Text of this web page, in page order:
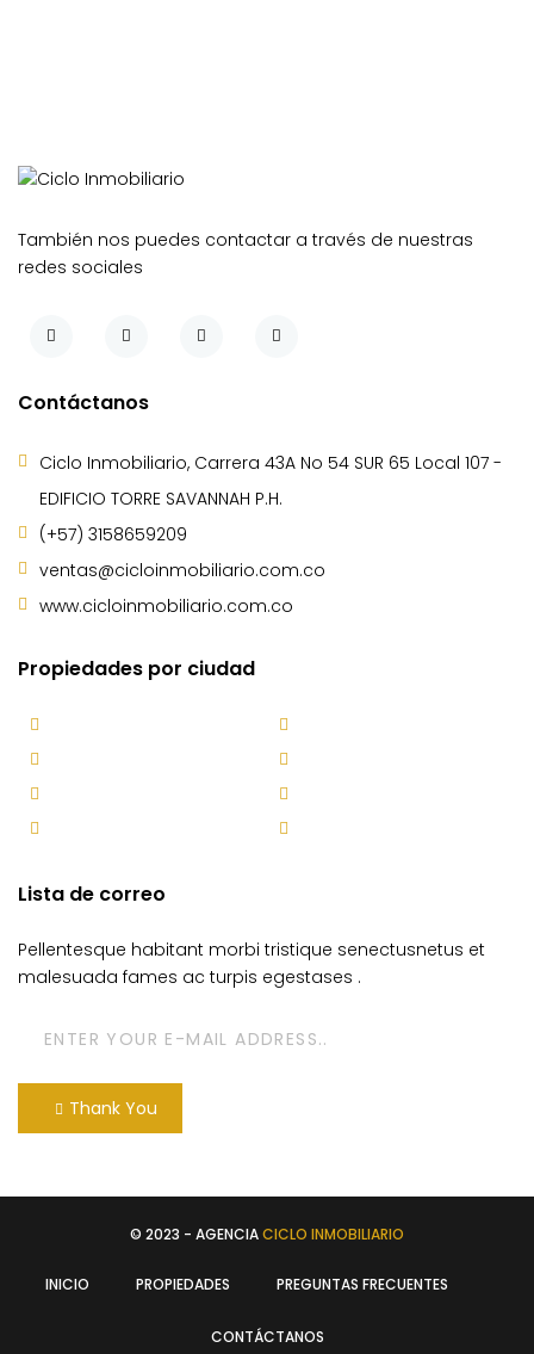
También nos puedes contactar a través de nuestras
redes sociales
Contáctanos
Ciclo Inmobiliario, Carrera 43A No 54 SUR 65 Local 107 -
EDIFICIO TORRE SAVANNAH P.H.
(+57) 3158659209
ventas@cicloinmobiliario.com.co
www.cicloinmobiliario.com.co
Propiedades por ciudad
Lista de correo
Pellentesque habitant morbi tristique senectusnetus et
malesuada fames ac turpis egestases .
Thank You
© 2023 - AGENCIACICLO INMOBILIARIO
INICIO PROPIEDADES PREGUNTAS FRECUENTES
CONTÁCTANOS